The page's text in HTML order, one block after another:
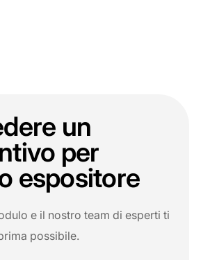
un
per
espositore
e il nostro team di esperti ti
possibile.